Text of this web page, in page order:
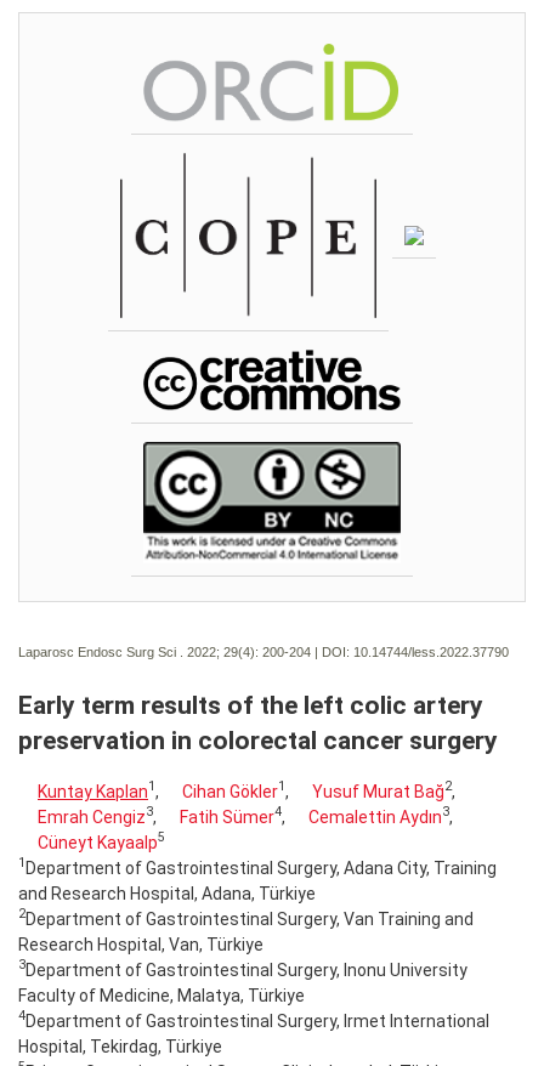
Laparosc Endosc Surg Sci . 2022; 29(4): 200-204 | DOI: 10.14744/less.2022.37790
Early term results of the left colic artery
preservation in colorectal cancer surgery
Kuntay Kaplan1 , Cihan Gökler1 , Yusuf Murat Bağ2,
Emrah Cengiz3, Fatih Sümer4, Cemalettin Aydın3,
Cüneyt Kayaalp5
1 Department of Gastrointestinal Surgery, Adana City, Training
and Research Hospital, Adana, Türkiye
2Department of Gastrointestinal Surgery, Van Training and
Research Hospital, Van, Türkiye
3Department of Gastrointestinal Surgery, Inonu University
Faculty of Medicine, Malatya, Türkiye
4Department of Gastrointestinal Surgery, Irmet International
Hospital, Tekirdag, Türkiye